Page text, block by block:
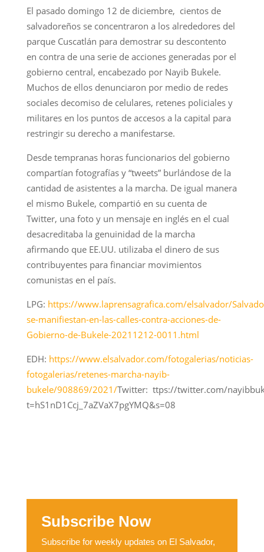
El pasado domingo 12 de diciembre, cientos de
salvadoreños se concentraron a los alrededores del
parque Cuscatlán para demostrar su descontento
en contra de una serie de acciones generadas por el
gobierno central, encabezado por Nayib Bukele.
Muchos de ellos denunciaron por medio de redes
sociales decomiso de celulares, retenes policiales y
militares en los puntos de accesos a la capital para
restringir su derecho a manifestarse.
Desde tempranas horas funcionarios del gobierno
compartían fotografías y “tweets” burlándose de la
cantidad de asistentes a la marcha. De igual manera
el mismo Bukele, compartió en su cuenta de
Twitter, una foto y un mensaje en inglés en el cual
desacreditaba la genuinidad de la marcha
afirmando que EE.UU. utilizaba el dinero de sus
contribuyentes para financiar movimientos
comunistas en el país.
LPG: https://www.laprensagrafica.com/elsalvador/
se-manifiestan-en-las-calles-contra-acciones-de-
Gobierno-de-Bukele-20211212-0011.html
EDH: https://www.elsalvador.com/fotogalerias/noticias-
fotogalerias/retenes-marcha-nayib-
bukele/908869/2021/Twitter: ttps://twitter.com/
t=hS1nD1Ccj_7aZVaX7pgYMQ&s=08
Subscribe Now
Subscribe for weekly updates on El Salvador,